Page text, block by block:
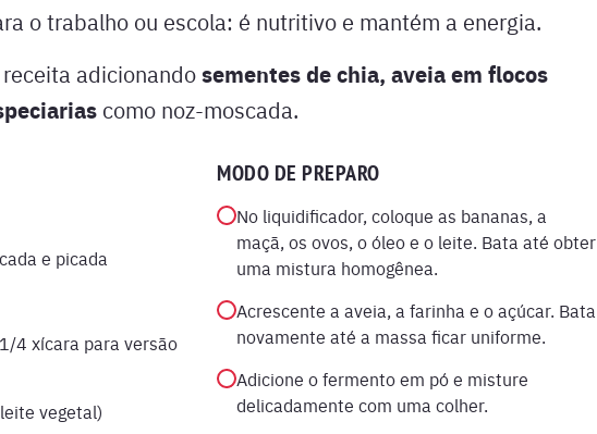
o trabalho ou escola: é nutritivo e mantém a energia.
adicionandosementes de chia, aveia em flocos
como noz-moscada.
e picada
4 xícara para versão
vegetal)
MODO DE PREPARO
No liquidificador, coloque as bananas, a
maçã, os ovos, o óleo e o leite. Bata até obter
uma mistura homogênea.
Acrescente a aveia, a farinha e o açúcar. Bata
novamente até a massa ficar uniforme.
Adicione o fermento em pó e misture
delicadamente com uma colher.